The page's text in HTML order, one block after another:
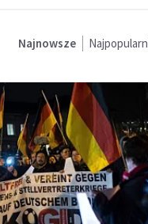
Najnowsze